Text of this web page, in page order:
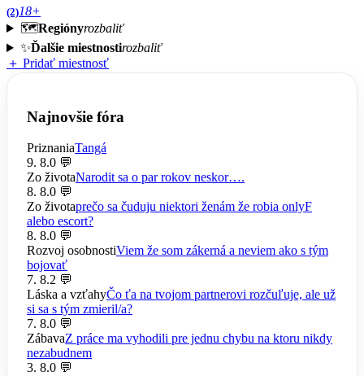
(2)18+
🗺️Regiónyrozbaliť
✨Ďalšie miestnostirozbaliť
＋ Pridať miestnosť
Najnovšie fóra
PriznaniaTangá
9. 8.0 💬
Zo životaNarodit sa o par rokov neskor….
8. 8.0 💬
Zo životaprečo sa čuduju niektori ženám že robia onlyF
alebo escort?
8. 8.0 💬
Rozvoj osobnostiViem že som zákerná a neviem ako s tým
bojovať
7. 8.2 💬
Láska a vzťahyČo ťa na tvojom partnerovi rozčuľuje, ale už
si sa s tým zmieril/a?
7. 8.0 💬
ZábavaZ práce ma vyhodili pre jednu chybu na ktoru nikdy
nezabudnem
3. 8.0 💬